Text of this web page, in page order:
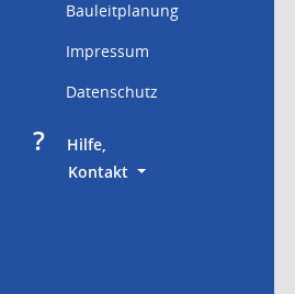
Bauleitplanung
Impressum
Datenschutz
?
     Hilfe,
Kontakt